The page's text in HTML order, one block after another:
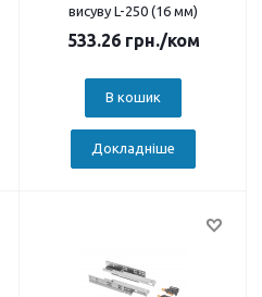
висуву L-250 (16 мм)
533.26грн./ком
В кошик
Докладніше